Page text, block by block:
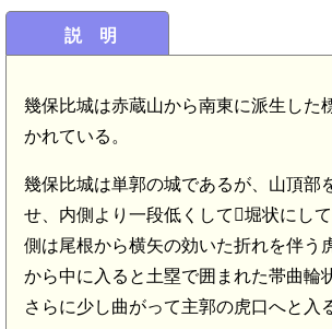
説 明
幾保比城は赤蔵山から南東に派生した
かれている。
幾保比城は単郭の城であるが、山頂部
せ、内側より一段低くして堀状にし
側は尾根から横矢の効いた折れを伴う
から中に入ると土塁で囲まれた帯曲輪
さらに少し曲がって主郭の虎口へと入